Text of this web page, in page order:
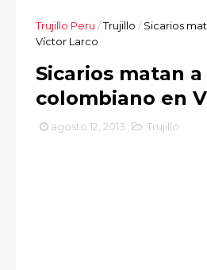
Trujillo Peru /Trujillo / Sicarios
Víctor Larco
Sicarios matan a
colombiano en
agosto 12, 2013 Trujillo